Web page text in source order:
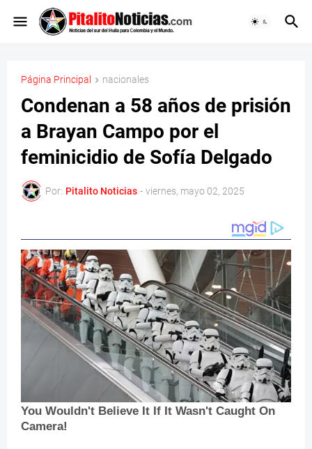
Página Principal nacionales
Condenan a 58 años de prisión
a Brayan Campo por el
feminicidio de Sofía Delgado
Por: Pitalito Noticias - viernes, mayo 02, 2025